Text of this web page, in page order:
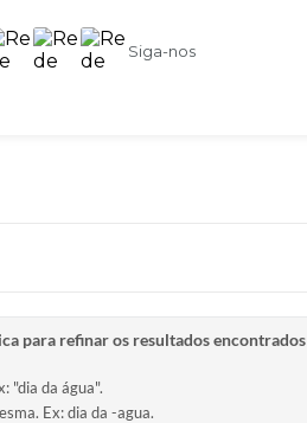
Siga-nos
para refinar os resultados encontrados
"dia da água".
Ex: dia da -agua.